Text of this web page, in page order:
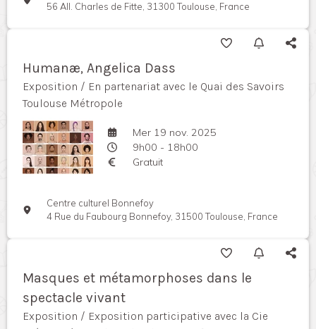
56 All. Charles de Fitte, 31300 Toulouse, France
Humanæ, Angelica Dass
Exposition / En partenariat avec le Quai des Savoirs
Toulouse Métropole
Mer 19 nov. 2025
9h00 - 18h00
Gratuit
Centre culturel Bonnefoy
4 Rue du Faubourg Bonnefoy, 31500 Toulouse, France
Masques et métamorphoses dans le
spectacle vivant
Exposition / Exposition participative avec la Cie